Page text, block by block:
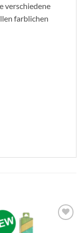
verschiedene
farblichen